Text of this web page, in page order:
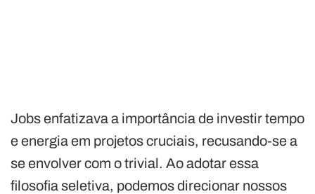
Jobs enfatizava a importância de investir tempo
e energia em projetos cruciais, recusando-se a
se envolver com o trivial. Ao adotar essa
filosofia seletiva, podemos direcionar nossos